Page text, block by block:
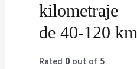
kilometraje
de 40-120 km
Rated 0 out of 5